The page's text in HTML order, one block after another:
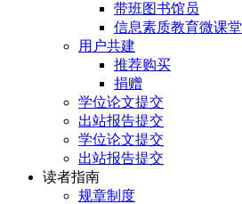
带班图书馆员
信息素质教育微课堂
用户共建
推荐购买
捐赠
学位论文提交
出站报告提交
学位论文提交
出站报告提交
读者指南
规章制度